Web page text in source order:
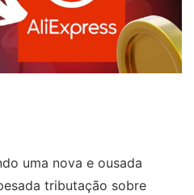
uma nova e ousada
tributação sobre